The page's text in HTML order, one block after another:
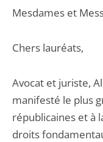
Mesdames et
Chers lauréats,
Avocat et juriste,
manifesté le plus
républicaines et à
droits